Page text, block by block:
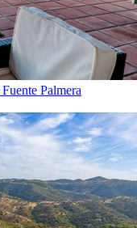
Palmera